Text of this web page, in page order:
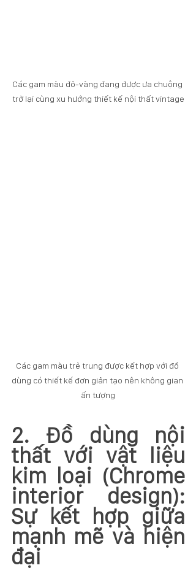
Các gam màu đỏ-vàng đang được ưa chuộng
trở lại cùng xu hướng thiết kế nội thất vintage
Các gam màu trẻ trung được kết hợp với đồ
dùng có thiết kế đơn giản tạo nên không gian
ấn tượng
2. Đồ dùng nội
thất với vật liệu
kim loại (Chrome
interior design):
Sự kết hợp giữa
mạnh mẽ và hiện
đại